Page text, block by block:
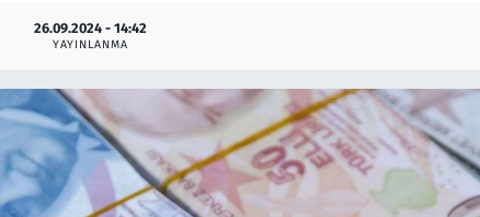
26.09.2024 - 14:42
YAYINLANMA